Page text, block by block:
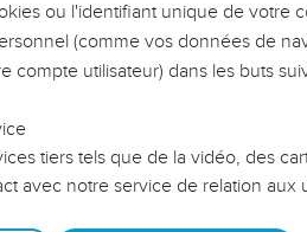
leur vision. Mais on voit
même que ce sont
sur les erreurs
afin que leurs erreurs
un groupe ou une famille,
ou l'identifiant unique de votre
(comme vos données de
compte utilisateur) dans les buts
tiers tels que de la vidéo, des
avec notre service de relation aux